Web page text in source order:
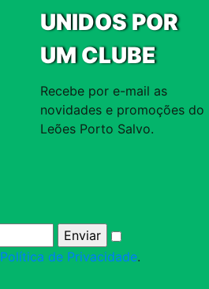
UNIDOS POR
UM CLUBE
Recebe por e-mail as
novidades e promoções do
Leões Porto Salvo.
Política de Privacidade.